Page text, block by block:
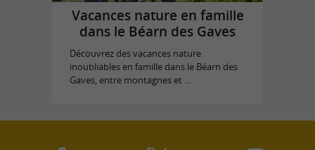
Vacances nature en famille
dans le Béarn des Gaves
Découvrez des vacances nature
inoubliables en famille dans le Béarn des
Gaves, entre montagnes et ...